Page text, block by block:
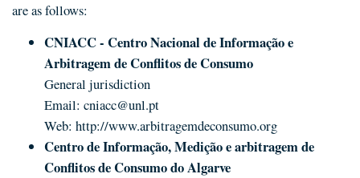
are as follows:
CNIACC - Centro Nacional de Informação e
Arbitragem de Conflitos de Consumo
General jurisdiction
Email: cniacc@unl.pt
Web: http://www.arbitragemdeconsumo.org
Centro de Informação, Medição e arbitragem de
Conflitos de Consumo do Algarve